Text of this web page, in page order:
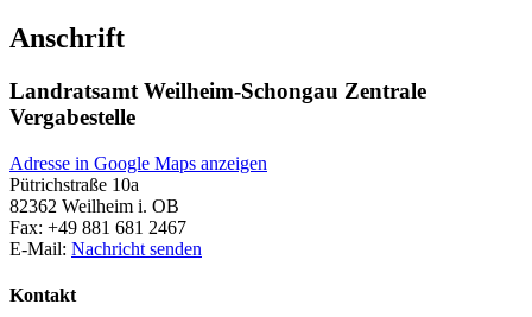
Anschrift
Landratsamt Weilheim-Schongau Zentrale
Vergabestelle
Adresse in Google Maps anzeigen
Pütrichstraße 10a
82362 Weilheim i. OB
Fax: +49 881 681 2467
E-Mail: Nachricht senden
Kontakt